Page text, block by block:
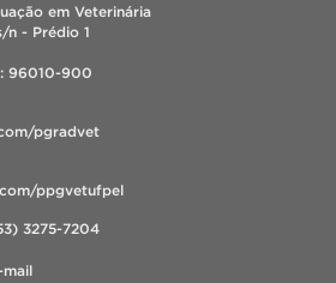
em Veterinária
n - Prédio 1
96010-900
pgradvet
ppgvetufpel
3275-7204